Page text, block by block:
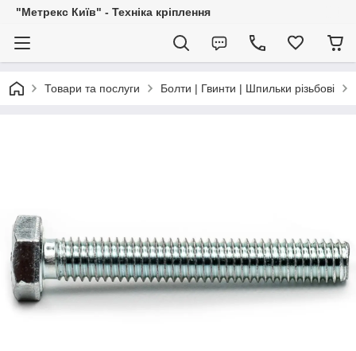
"Метрекс Київ" - Техніка кріплення
Товари та послуги Болти | Гвинти | Шпильки різьбові